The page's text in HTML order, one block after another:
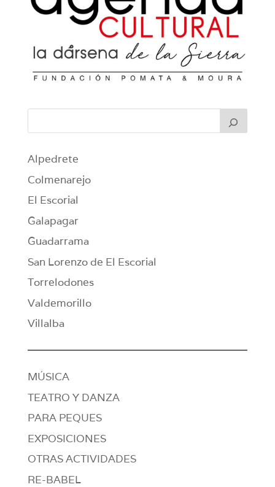
Alpedrete
Colmenarejo
El Escorial
Galapagar
Guadarrama
San Lorenzo de El Escorial
Torrelodones
Valdemorillo
Villalba
MÚSICA
TEATRO Y DANZA
PARA PEQUES
EXPOSICIONES
OTRAS ACTIVIDADES
RE-BABEL